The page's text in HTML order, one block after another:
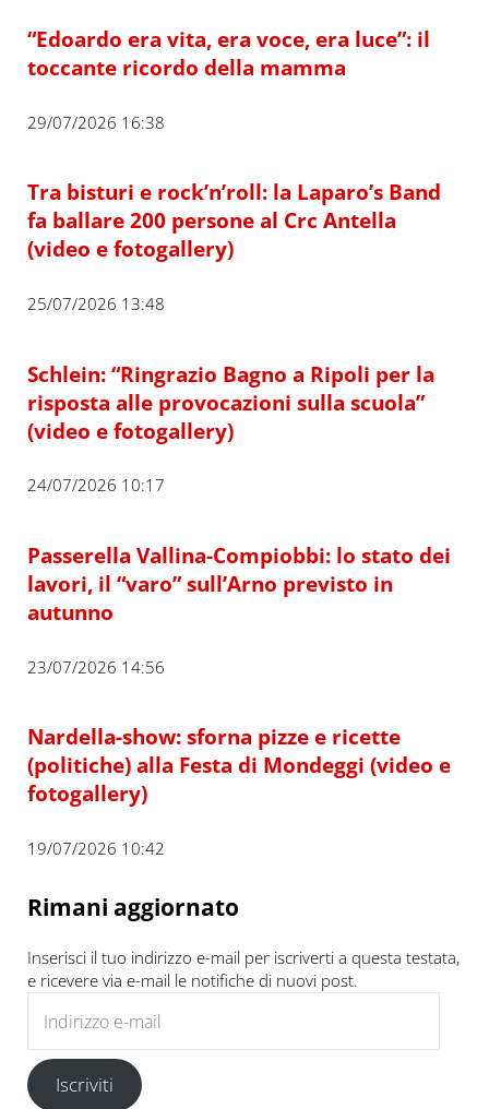
“Edoardo era vita, era voce, era luce”: il
toccante ricordo della mamma
29/07/2026 16:38
Tra bisturi e rock’n’roll: la Laparo’s Band
fa ballare 200 persone al Crc Antella
(video e fotogallery)
25/07/2026 13:48
Schlein: “Ringrazio Bagno a Ripoli per la
risposta alle provocazioni sulla scuola”
(video e fotogallery)
24/07/2026 10:17
Passerella Vallina-Compiobbi: lo stato dei
lavori, il “varo” sull’Arno previsto in
autunno
23/07/2026 14:56
Nardella-show: sforna pizze e ricette
(politiche) alla Festa di Mondeggi (video e
fotogallery)
19/07/2026 10:42
Rimani aggiornato
Inserisci il tuo indirizzo e-mail per iscriverti a questa testata,
e ricevere via e-mail le notifiche di nuovi post.
Iscriviti